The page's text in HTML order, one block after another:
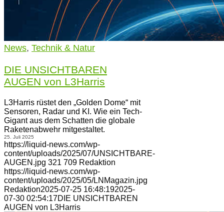
News, Technik & Natur
DIE UNSICHTBAREN
AUGEN von L3Harris
L3Harris rüstet den „Golden Dome“ mit
Sensoren, Radar und KI. Wie ein Tech-
Gigant aus dem Schatten die globale
Raketenabwehr mitgestaltet.
25. Juli 2025
https://liquid-news.com/wp-
content/uploads/2025/07/UNSICHTBARE-
AUGEN.jpg 321 709 Redaktion
https://liquid-news.com/wp-
content/uploads/2025/05/LNMagazin.jpg
Redaktion2025-07-25 16:48:192025-
07-30 02:54:17DIE UNSICHTBAREN
AUGEN von L3Harris